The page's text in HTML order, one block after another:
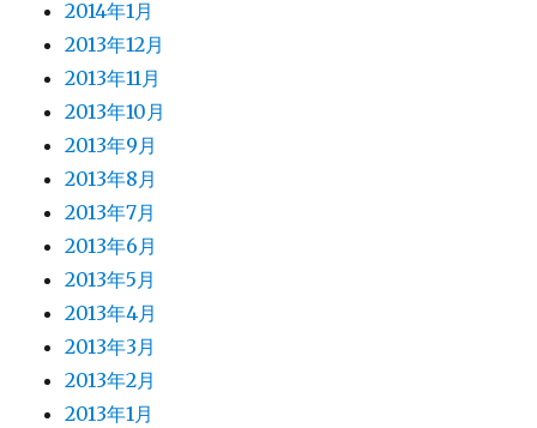
2014年1月
2013年12月
2013年11月
2013年10月
2013年9月
2013年8月
2013年7月
2013年6月
2013年5月
2013年4月
2013年3月
2013年2月
2013年1月